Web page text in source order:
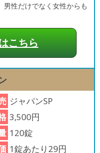
男性だけでなく女性からも
こちら
ジャパンSP
3,500円
120錠
1錠あたり29円